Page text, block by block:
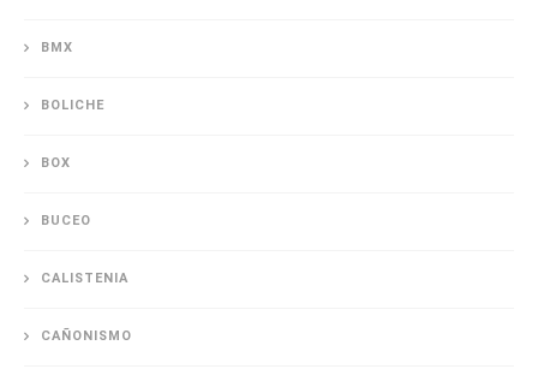
BMX
BOLICHE
BOX
BUCEO
CALISTENIA
CAÑONISMO